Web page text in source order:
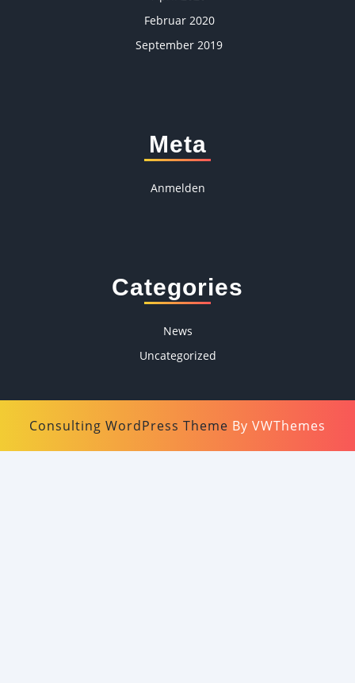
Februar 2020
September 2019
Meta
Anmelden
Categories
News
Uncategorized
Consulting WordPress Theme By VWThemes